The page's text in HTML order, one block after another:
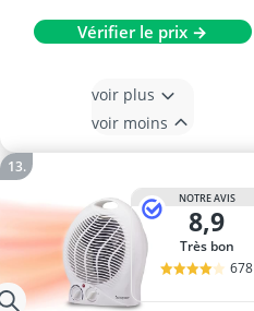
Vérifier le prix →
voir plus
voir moins
NOTRE AVIS
8,9
Très bon
678